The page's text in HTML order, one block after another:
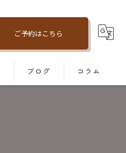
ご予約はこちら
ブログ コラム